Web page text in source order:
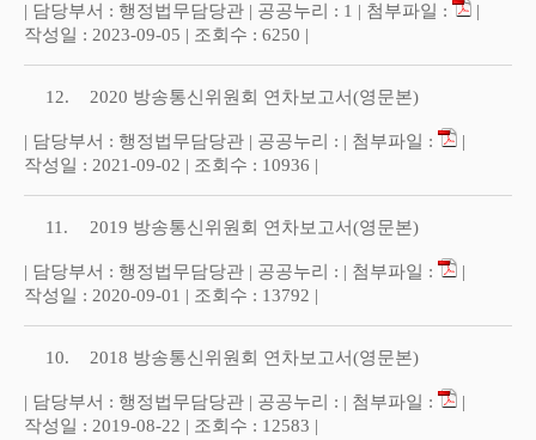
| 담당부서 : 행정법무담당관 | 공공누리 : 1 | 첨부파일 :
|
작성일 : 2023-09-05 | 조회수 : 6250 |
12. 2020 방송통신위원회 연차보고서(영문본)
| 담당부서 : 행정법무담당관 | 공공누리 : | 첨부파일 :
|
작성일 : 2021-09-02 | 조회수 : 10936 |
11. 2019 방송통신위원회 연차보고서(영문본)
| 담당부서 : 행정법무담당관 | 공공누리 : | 첨부파일 :
|
작성일 : 2020-09-01 | 조회수 : 13792 |
10. 2018 방송통신위원회 연차보고서(영문본)
| 담당부서 : 행정법무담당관 | 공공누리 : | 첨부파일 :
|
작성일 : 2019-08-22 | 조회수 : 12583 |